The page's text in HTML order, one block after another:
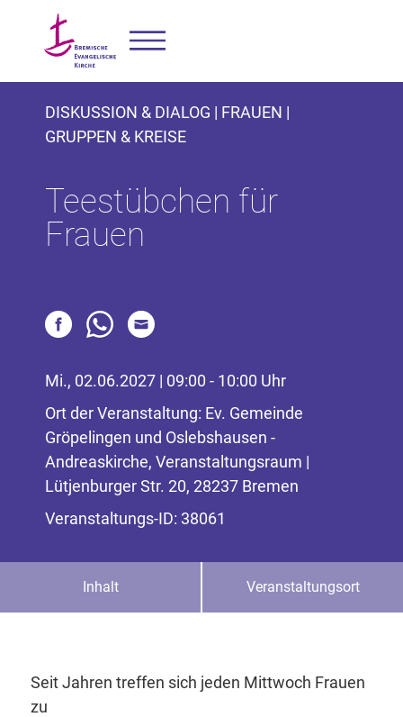
DISKUSSION & DIALOG | FRAUEN |
GRUPPEN & KREISE
Teestübchen für
Frauen
Mi., 02.06.2027 | 09:00 - 10:00 Uhr
Ort der Veranstaltung: Ev. Gemeinde
Gröpelingen und Oslebshausen -
Andreaskirche, Veranstaltungsraum |
Lütjenburger Str. 20, 28237 Bremen
Veranstaltungs-ID: 38061
Inhalt Veranstaltungsort
Seit Jahren treffen sich jeden Mittwoch Frauen
zu